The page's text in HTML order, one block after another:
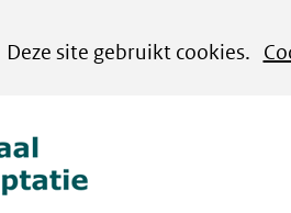
Deze site gebruikt cookies.